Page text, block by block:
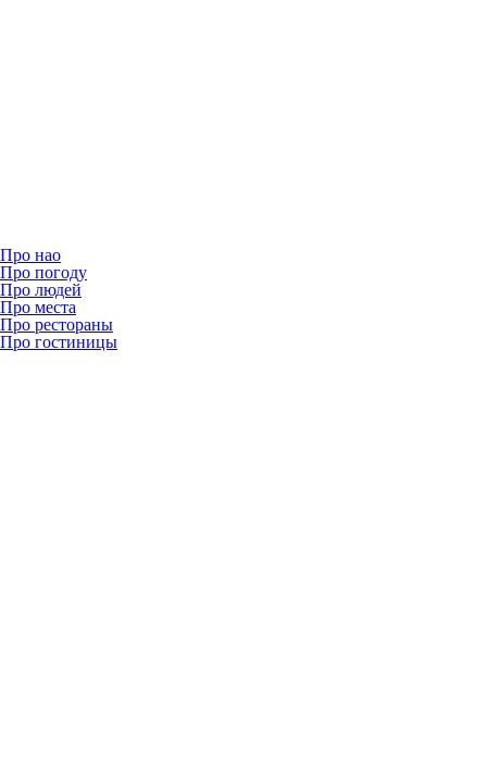
Про нао
Про погоду
Про людей
Про места
Про рестораны
Про гостиницы